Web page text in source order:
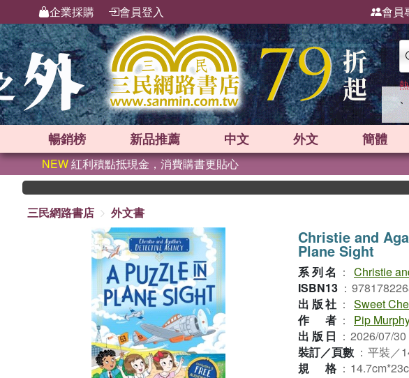
企業採購 會員登入 會員
、
暢銷榜 新品推薦 中文 外文 簡體
NEW紅利積點抵現金，消費購書更貼心
三民網路書店
外文書
Christie and
Plane Sight
系列名 ： Christie
ISBN13 ：
出版社 ： Sweet
作者 ：
Pip
出版日 ： 2026/07/30
裝訂／頁數 ： 平裝／
規格 ：